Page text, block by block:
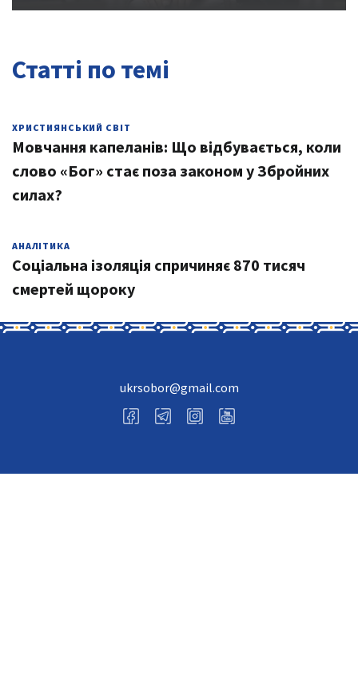
Статті по темі
ХРИСТИЯНСЬКИЙ СВІТ
Мовчання капеланів: Що відбувається, коли
слово «Бог» стає поза законом у Збройних
силах?
АНАЛІТИКА
Соціальна ізоляція спричиняє 870 тисяч
смертей щороку
ukrsobor@gmail.com